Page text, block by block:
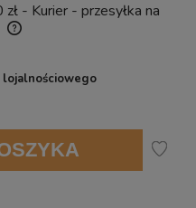
zł - Kurier - przesyłka na
płatności